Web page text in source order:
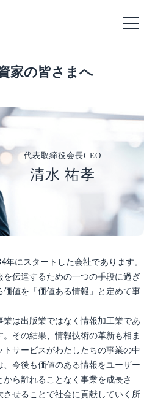
家の皆さまへ
代表取締役会長CEO
清水 祐孝
にスタートした会社であります。
を伝達するための一つの手段に過ぎ
値を「価値ある情報」と定めて事
は出版業ではなく情報加工業であ
その結果、情報技術の革新も相ま
サービスがわたしたちの事業の中
今後も価値のある情報をユーザー
ら離れることなく事業を成長さ
せることで社会に貢献していく所